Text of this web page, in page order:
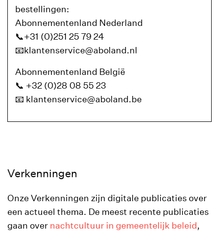
bestellingen:
Abonnementenland Nederland
📞+31 (0)251 25 79 24
📧klantenservice@aboland.nl
Abonnementenland België
📞 +32 (0)28 08 55 23
📧 klantenservice@aboland.be
Verkenningen
Onze Verkenningen zijn digitale publicaties over
een actueel thema. De meest recente publicaties
gaan over nachtcultuur in gemeentelijk beleid,